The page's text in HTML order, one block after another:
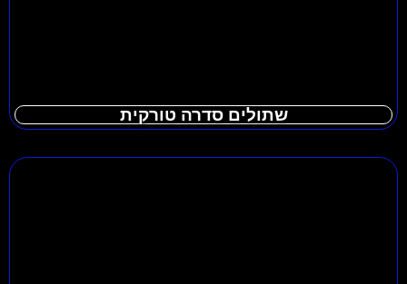
שתולים סדרה טורקית